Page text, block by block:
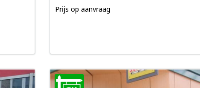
Prijs op aanvraag